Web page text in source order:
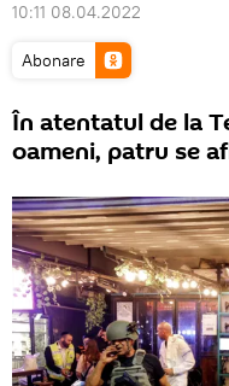
10:11 08.04.2022
Abonare
În atentatul de la
oameni, patru se